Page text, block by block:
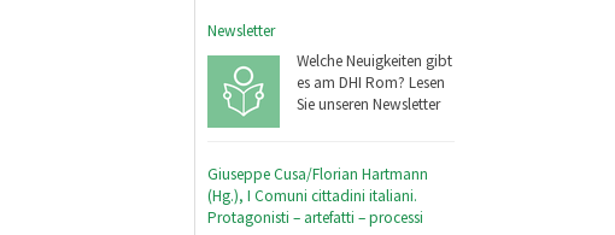
Newsletter
Welche Neuigkeiten gibt
es am DHI Rom? Lesen
Sie unseren Newsletter
Giuseppe Cusa/Florian Hartmann
(Hg.), I Comuni cittadini italiani.
Protagonisti – artefatti – processi